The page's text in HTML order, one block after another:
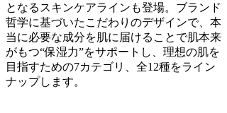
となるスキンケアラインも登場。ブランド
哲学に基づいたこだわりのデザインで、本
当に必要な成分を肌に届けることで肌本来
がもつ“保湿力”をサポートし、理想の肌を
目指すための7カテゴリ、全12種をライン
ナップします。